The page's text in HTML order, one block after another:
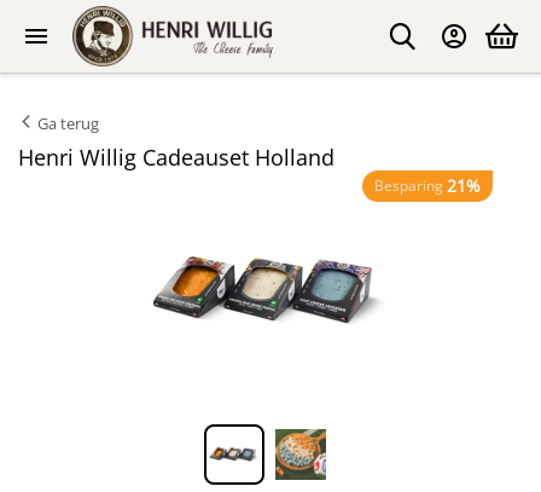
Ga terug
Henri Willig Cadeauset Holland
Besparing21%